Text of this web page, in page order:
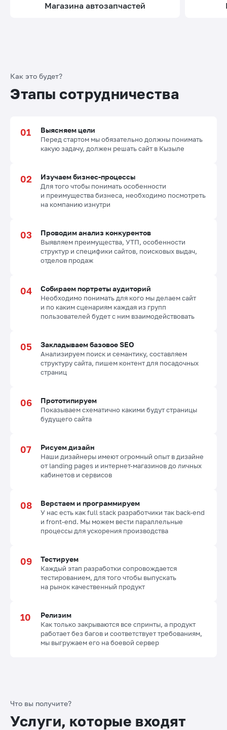
магазина автозапчастей
Как это будет?
Этапы сотрудничества
Выясняем цели
Перед стартом мы обязательно должны понимать
какую задачу, должен решать сайт в Кызыле
Изучаем бизнес-процессы
Для того чтобы понимать особенности
и преимущества бизнеса, необходимо посмотреть
на компанию изнутри
Проводим анализ конкурентов
Выявляем преимущества, УТП, особенности
структур и специфики сайтов, поисковых выдач,
отделов продаж
Собираем портреты аудиторий
Необходимо понимать для кого мы делаем сайт
и по каким сценариям каждая из групп
пользователей будет с ним взаимодействовать
Закладываем базовое SEO
Анализируем поиск и семантику, составляем
структуру сайта, пишем контент для посадочных
страниц
Прототипируем
Показываем схематично какими будут страницы
будущего сайта
Рисуем дизайн
Наши дизайнеры имеют огромный опыт в дизайне
от landing pages и интернет-магазинов до личных
кабинетов и сервисов
Верстаем и программируем
У нас есть как full stack разработчики так back-end
и front-end. Мы можем вести параллельные
процессы для ускорения производства
Тестируем
Каждый этап разработки сопровождается
тестированием, для того чтобы выпускать
на рынок качественный продукт
Релизим
Как только закрываются все спринты, а продукт
работает без багов и соответствует требованиям,
мы выгружаем его на боевой сервер
Что вы получите?
Услуги, которые входят
Ваш город -Омск?